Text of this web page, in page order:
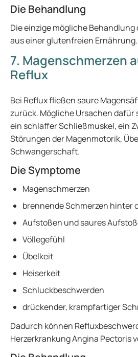
Die Behandlung
Die einzige mögliche
aus einer glutenfreien Ernährung.
7. Magenschmerzen
Reflux
Bei Reflux fließen saure
zurück. Mögliche Ursachen dafür
ein schlaffer Schließmuskel, ein
Störungen der Magenmotorik,
Schwangerschaft.
Die Symptome
Magenschmerzen
brennende Schmerzen hinter
Aufstoßen und saures
Völlegefühl
Übelkeit
Heiserkeit
Schluckbeschwerden
drückender, krampfartiger
Dadurch können
Herzerkrankung Angina Pectoris